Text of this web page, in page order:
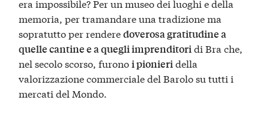
era impossibile? Per un museo dei luoghi e della
memoria, per tramandare una tradizione ma
sopratutto per renderedoverosa gratitudine a
quelle cantine e a quegli imprenditoridi Bra che,
nel secolo scorso, furonoi pionieridella
valorizzazione commerciale del Barolo su tutti i
mercati del Mondo.